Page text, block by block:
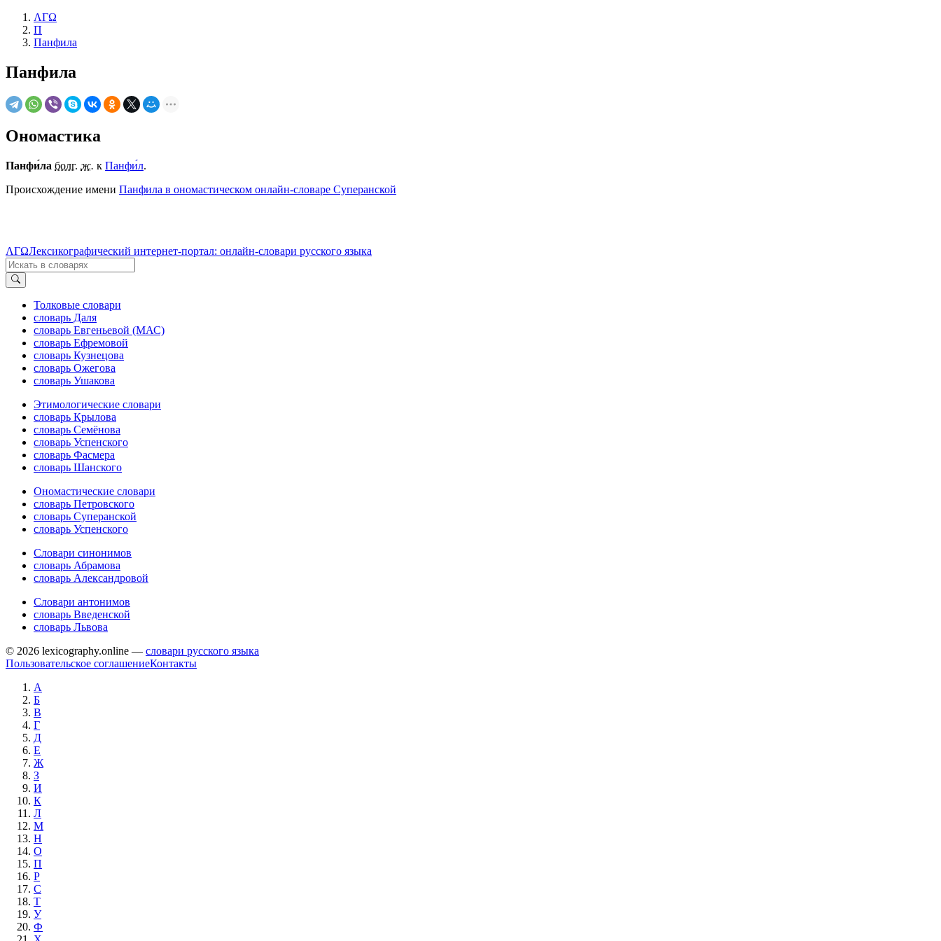
ΛΓΩ
П
Панфила
Панфила
Ономастика
Панфи́ла болг. ж. к Панфи́л.
Происхождение имени Панфила в ономастическом онлайн-словаре Суперанской
ΛΓΩЛексикографический интернет-портал: онлайн-словари русского языка
Толковые словари
словарь Даля
словарь Евгеньевой (МАС)
словарь Ефремовой
словарь Кузнецова
словарь Ожегова
словарь Ушакова
Этимологические словари
словарь Крылова
словарь Семёнова
словарь Успенского
словарь Фасмера
словарь Шанского
Ономастические словари
словарь Петровского
словарь Суперанской
словарь Успенского
Словари синонимов
словарь Абрамова
словарь Александровой
Словари антонимов
словарь Введенской
словарь Львова
© 2026 lexicography.online — словари русского языка
Пользовательское соглашениеКонтакты
А
Б
В
Г
Д
Е
Ж
З
И
К
Л
М
Н
О
П
Р
С
Т
У
Ф